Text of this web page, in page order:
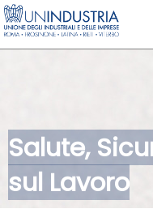
Salute,
sul Lavoro